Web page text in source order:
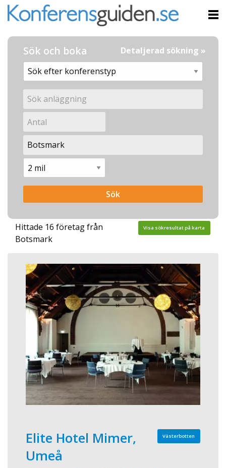
Sök och boka Detaljerad sökning »
Hittade 16 företag från
Botsmark
Visa sökresultat på karta
Västerbotten
Elite Hotel Mimer,
Umeå